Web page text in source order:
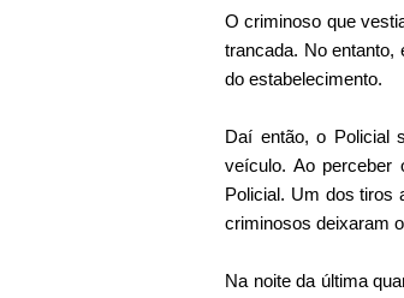
O criminoso que
trancada. No entanto,
do estabelecimento.
Daí então, o Policial
veículo. Ao
Policial. Um dos tiros
criminosos deixaram
Na noite da última